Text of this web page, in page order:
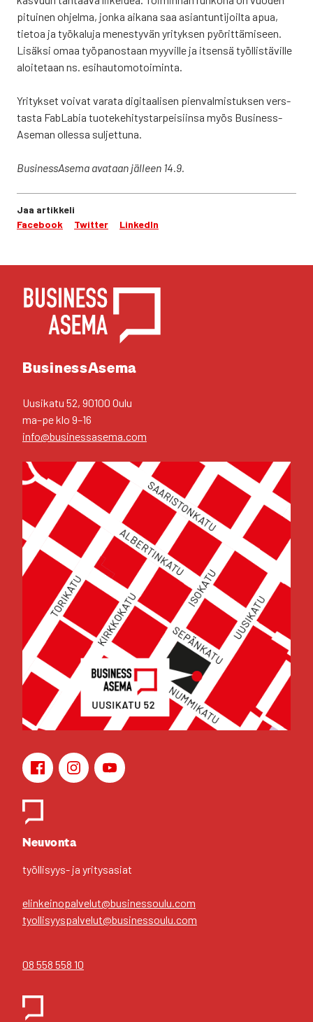
pitui­nen ohjel­ma, jon­ka aika­na saa asian­tun­ti­joil­ta apua,
tie­toa ja työ­ka­lu­ja menes­ty­vän yri­tyk­sen pyö­rit­tä­mi­seen.
Lisäk­si omaa työ­pa­nos­taan myy­vil­le ja itsen­sä työl­lis­tä­vil­le
aloi­te­taan ns. esi­hau­to­mo­toi­min­ta.
Yri­tyk­set voi­vat vara­ta digi­taa­li­sen pien­val­mis­tuk­sen vers­
tas­ta FabLa­bia tuo­te­ke­hi­tys­tar­pei­siin­sa myös Business­
Aseman olles­sa sul­jet­tu­na.
Business­Asema ava­taan jäl­leen 14.9.
Jaa artikkeli
Facebook
Twitter LinkedIn
YHTEYS­TIE­DOT
Business­Asema
Uusi­ka­tu 52, 90100 Oulu
ma–pe klo 9–16
info@businessasema.com
Face­bookIns­ta­gramYou­Tu­be
Neu­von­ta
työl­li­syys- ja yri­tys­asiat
elinkeinopalvelut@businessoulu.com
tyollisyyspalvelut@businessoulu.com
08 558 558 10